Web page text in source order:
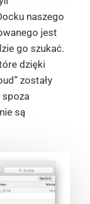
naszego
jest
go szukać.
dzięki
zostały
spoza
są